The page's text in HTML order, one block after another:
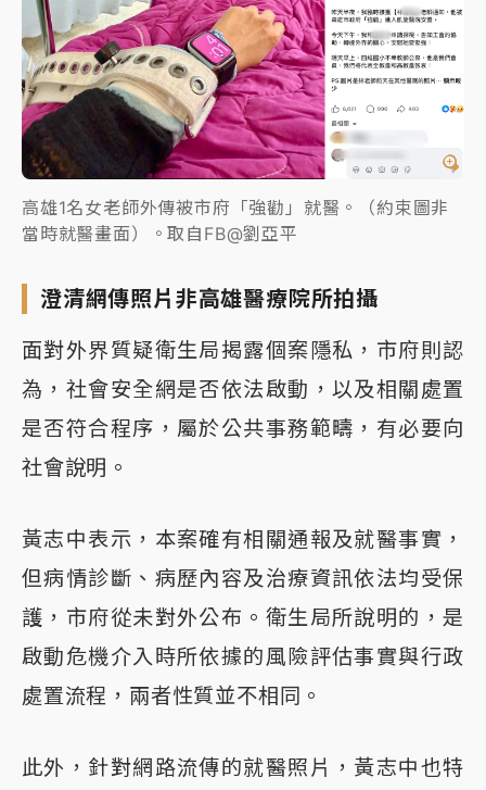
高雄1名女老師外傳被市府「強勸」就醫。（約束圖非
當時就醫畫面）。取自FB@劉亞平
澄清網傳照片非高雄醫療院所拍攝
面對外界質疑衛生局揭露個案隱私，市府則認
為，社會安全網是否依法啟動，以及相關處置
是否符合程序，屬於公共事務範疇，有必要向
社會說明。
黃志中表示，本案確有相關通報及就醫事實，
但病情診斷、病歷內容及治療資訊依法均受保
護，市府從未對外公布。衛生局所說明的，是
啟動危機介入時所依據的風險評估事實與行政
處置流程，兩者性質並不相同。
此外，針對網路流傳的就醫照片，黃志中也特